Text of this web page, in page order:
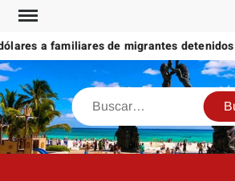
Saltar
contenido
a familiares de migrantes detenidos
Buscar